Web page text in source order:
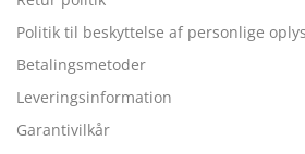
Politik til beskyttelse af personlige
Betalingsmetoder
Leveringsinformation
Garantivilkår